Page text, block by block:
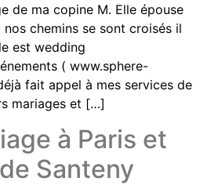
de ma copine M. Elle épouse
chemins se sont croisés il
est wedding
( www.sphere-
fait appel à mes services de
mariages et […]
à Paris et
Santeny